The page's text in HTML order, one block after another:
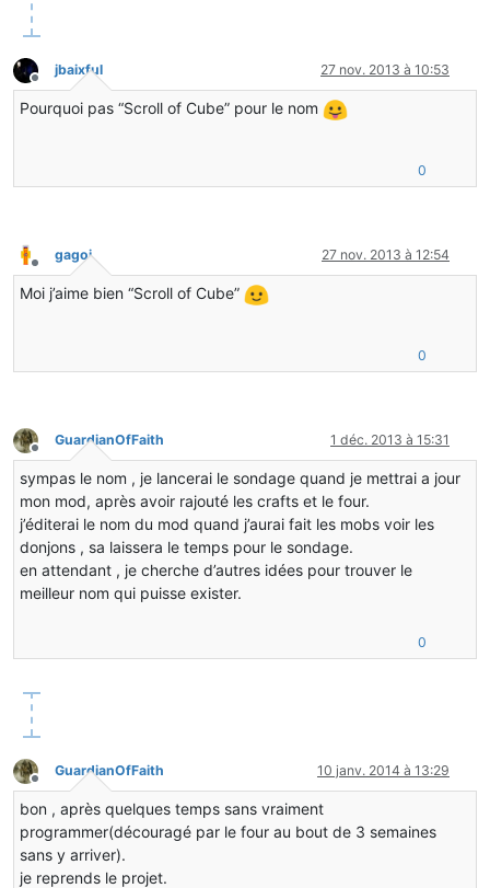
Hors-ligne
jbaixful 27 nov. 2013 à 10:53
Pourquoi pas “Scroll of Cube” pour le nom
0
Hors-ligne
gagoi 27 nov. 2013 à 12:54
Moi j’aime bien “Scroll of Cube”
0
Hors-ligne
GuardianOfFaith 1 déc. 2013 à 15:31
sympas le nom , je lancerai le sondage quand je mettrai a jour
mon mod, après avoir rajouté les crafts et le four.
j’éditerai le nom du mod quand j’aurai fait les mobs voir les
donjons , sa laissera le temps pour le sondage.
en attendant , je cherche d’autres idées pour trouver le
meilleur nom qui puisse exister.
0
Hors-ligne
GuardianOfFaith 10 janv. 2014 à 13:29
bon , après quelques temps sans vraiment
programmer(découragé par le four au bout de 3 semaines
sans y arriver).
je reprends le projet.